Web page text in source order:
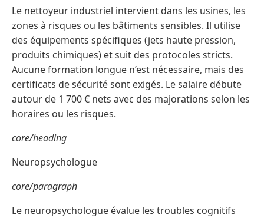
Le nettoyeur industriel intervient dans les usines, les
zones à risques ou les bâtiments sensibles. Il utilise
des équipements spécifiques (jets haute pression,
produits chimiques) et suit des protocoles stricts.
Aucune formation longue n’est nécessaire, mais des
certificats de sécurité sont exigés. Le salaire débute
autour de 1 700 € nets avec des majorations selon les
horaires ou les risques.
core/heading
Neuropsychologue
core/paragraph
Le neuropsychologue évalue les troubles cognitifs